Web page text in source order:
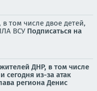
том числе двое детей,
ВСУ Подписаться на
ДНР, в том числе
сегодня из-за атак
региона Денис